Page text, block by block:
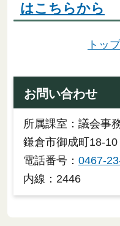
はこちらから
トッ
お問い合わせ
所属課室：議会
鎌倉市御成町18-
電話番号： 0467-
内線：2446